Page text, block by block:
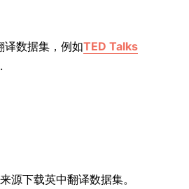
译数据集，例如TED Talks
.
源下载英中翻译数据集。